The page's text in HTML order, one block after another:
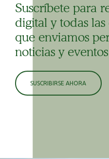
Suscríbete para
digital y todas
que enviamos
noticias y eventos
SUSCRIBIRSE AHORA